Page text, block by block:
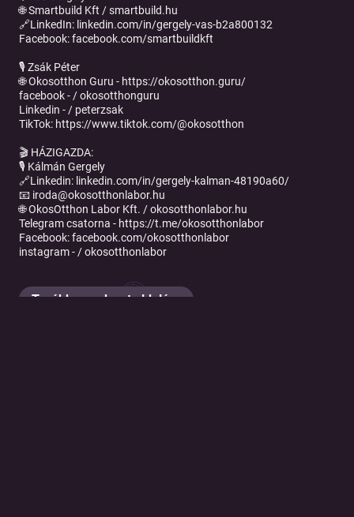
🌐 Smartbuild Kft / smartbuild.hu
🔗LinkedIn: linkedin.com/in/gergely-vas-b2a800132
Facebook: facebook.com/smartbuildkft
🎙️ Zsák Péter
🌐 Okosotthon Guru - https://okosotthon.guru/
facebook - / okosotthonguru
Linkedin - / peterzsak
TikTok: https://www.tiktok.com/@okosotthon
🎬 HÁZIGAZDA:
🎙️ Kálmán Gergely
🔗Linkedin: linkedin.com/in/gergely-kalman-48190a60/
📧 iroda@okosotthonlabor.hu
🌐 OkosOtthon Labor Kft. / okosotthonlabor.hu
Telegram csatorna - https://t.me/okosotthonlabor
Facebook: facebook.com/okosotthonlabor
instagram - / okosotthonlabor
Tovább a podcast oldalára